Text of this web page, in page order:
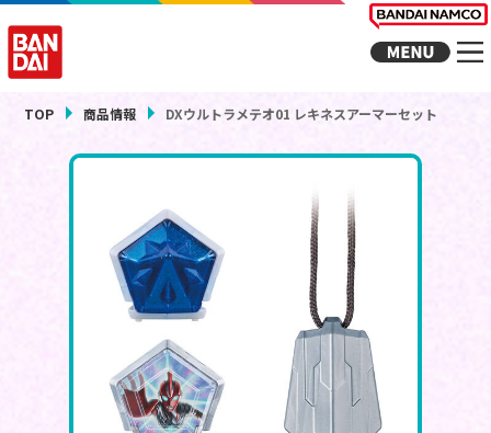
TOP 商品情報 DXウルトラメテオ01 レキネスアーマーセット